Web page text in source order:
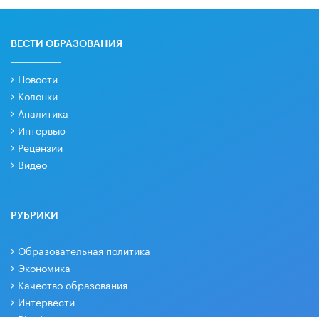
ВЕСТИ ОБРАЗОВАНИЯ
Новости
Колонки
Аналитика
Интервью
Рецензии
Видео
РУБРИКИ
Образовательная политика
Экономика
Качество образования
Интервести